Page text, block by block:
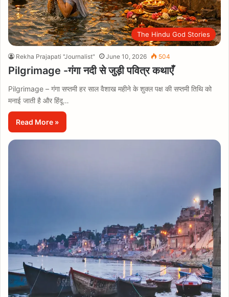
The Hindu God Stories
Rekha Prajapati "Journalist" June 10, 2026 504
Pilgrimage -गंगा नदी से जुड़ी पवित्र कथाएँ
Pilgrimage – गंगा सप्तमी हर साल वैशाख महीने के शुक्ल पक्ष की सप्तमी तिथि को
मनाई जाती है और हिंदू…
Read More »